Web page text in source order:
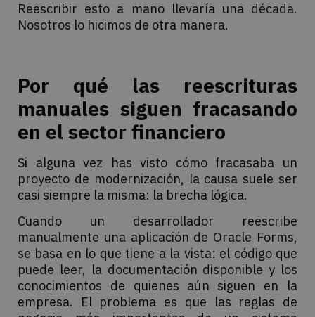
Reescribir esto a mano llevaría una década.
Nosotros lo hicimos de otra manera.
Por qué las reescrituras
manuales siguen fracasando
en el sector financiero
Si alguna vez has visto cómo fracasaba un
proyecto de modernización, la causa suele ser
casi siempre la misma: la brecha lógica.
Cuando un desarrollador reescribe
manualmente una aplicación de Oracle Forms,
se basa en lo que tiene a la vista: el código que
puede leer, la documentación disponible y los
conocimientos de quienes aún siguen en la
empresa. El problema es que las reglas de